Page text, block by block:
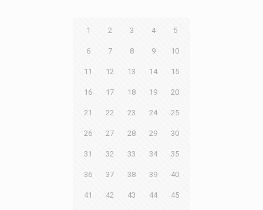
1 2 3 4 5
6 7 8 9 10
11 12 13 14 15
16 17 18 19 20
21 22 23 24 25
26 27 28 29 30
31 32 33 34 35
36 37 38 39 40
41 42 43 44 45